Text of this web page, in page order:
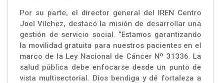
Por su parte, el director general del IREN Centro
Joel Vílchez, destacó la misión de desarrollar una
gestión de servicio social. “Estamos garantizando
la movilidad gratuita para nuestros pacientes en el
marco de la Ley Nacional de Cáncer Nº 31336. La
salud pública debe enfocarse desde un punto de
vista multisectorial. Dios bendiga y dé fortaleza a